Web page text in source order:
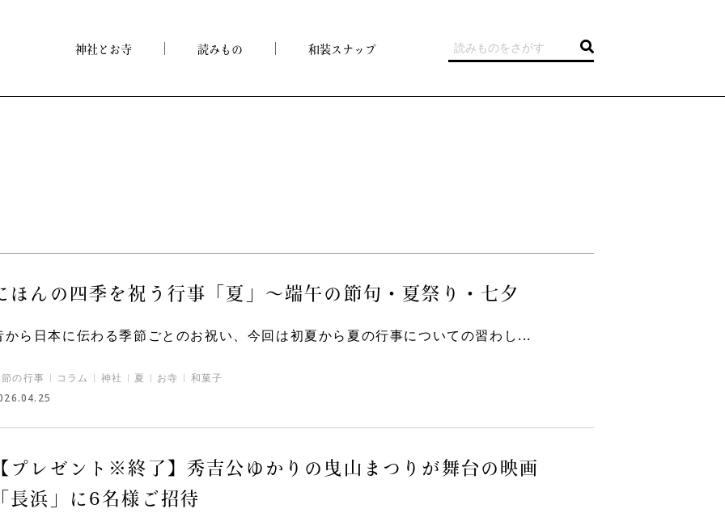
神社とお寺 読みもの 和装スナップ
ほんの四季を祝う行事「夏」～端午の節句・夏祭り・七夕
から日本に伝わる季節ごとのお祝い、今回は初夏から夏の行事についての習わし...
の行事 コラム 神社 夏 お寺 和菓子
プレゼント※終了】秀吉公ゆかりの曳山まつりが舞台の映画
長浜」に6名様ご招待